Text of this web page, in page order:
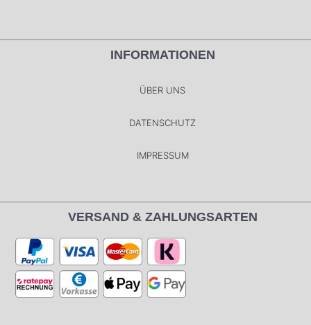
INFORMATIONEN
ÜBER UNS
DATENSCHUTZ
IMPRESSUM
VERSAND & ZAHLUNGSARTEN